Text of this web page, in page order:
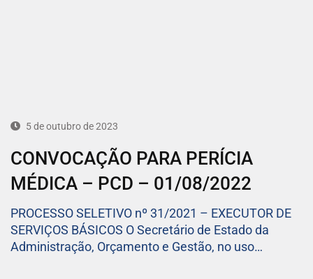
5 de outubro de 2023
CONVOCAÇÃO PARA PERÍCIA
MÉDICA – PCD – 01/08/2022
PROCESSO SELETIVO nº 31/2021 – EXECUTOR DE
SERVIÇOS BÁSICOS O Secretário de Estado da
Administração, Orçamento e Gestão, no uso…